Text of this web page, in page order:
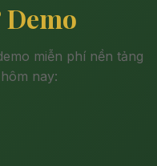
miễn phí nền tảng
nay: